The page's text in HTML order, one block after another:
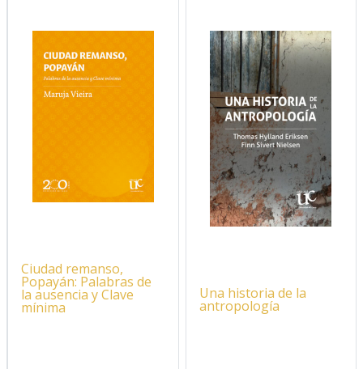
Ciudad remanso,
Popayán: Palabras de
la ausencia y Clave
mínima
Una historia de la
antropología